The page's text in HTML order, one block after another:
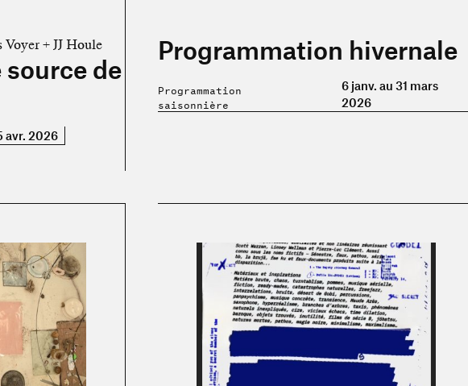
de
Voyer + JJ Houle
avr. 2026
Programmation hivernale
Programmation
saisonnière
6 janv. au 31 mars
2026